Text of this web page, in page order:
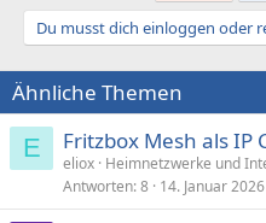
t
o
n
e
n
:
Du musst dich einloggen oder
Ähnliche Themen
E Fritzbox Mesh als IP
eliox Heimnetzwerke und
Antworten 8 14. Januar 2026